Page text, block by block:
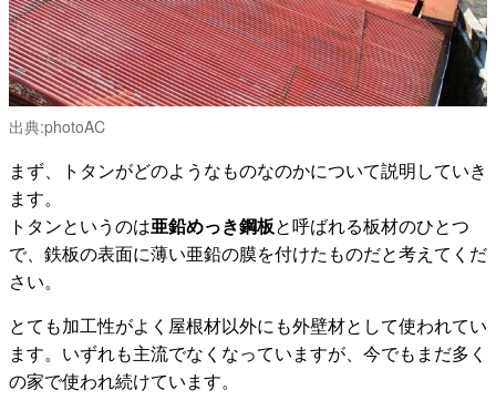
出典:photoAC
まず、トタンがどのようなものなのかについて説明していき
ます。
トタンというのは亜鉛めっき鋼板と呼ばれる板材のひとつ
で、鉄板の表面に薄い亜鉛の膜を付けたものだと考えてくだ
さい。
とても加工性がよく屋根材以外にも外壁材として使われてい
ます。いずれも主流でなくなっていますが、今でもまだ多く
の家で使われ続けています。